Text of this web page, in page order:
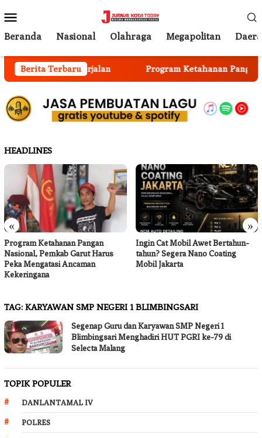
ke
kontenMobile
Beranda Nasional Olahraga Megapolitan
Berita Terbaru
Anggota Mulai Berjalan Program Ketahanan Pangan
HEADLINES
« »
Program Ketahanan Pangan
Nasional, Pemkab Garut Harus
Peka Mengatasi Ancaman
Kekeringana
Ingin Cat Mobil Awet Bertahun-
tahun? Segera Nano Coating
Mobil Jakarta
TAG: KARYAWAN SMP NEGERI 1 BLIMBINGSARI
Segenap Guru dan Karyawan SMP Negeri 1
Blimbingsari Menghadiri HUT PGRI ke-79 di
Selecta Malang
TOPIK POPULER
DANLANTAMAL IV
POLRES